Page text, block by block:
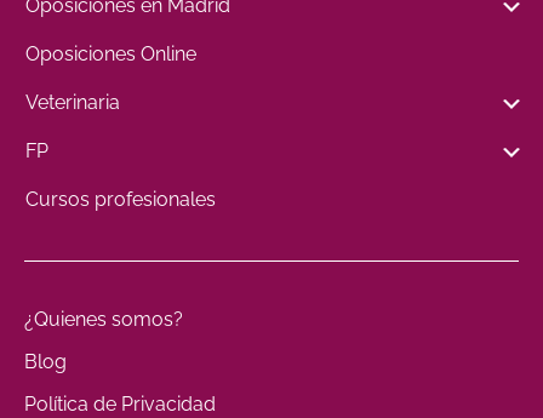
Oposiciones en Madrid
Oposiciones Online
Veterinaria
FP
Cursos profesionales
¿Quienes somos?
Blog
Política de Privacidad